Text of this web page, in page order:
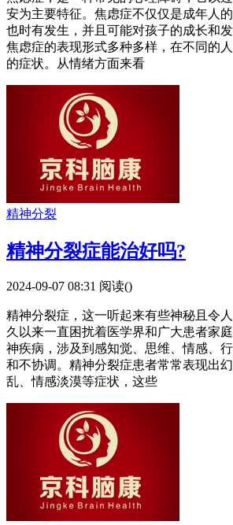
安为主要特征。焦虑症不仅仅是成年人
也时有发生，并且可能对孩子的成长和
焦虑症的表现形式多种多样，在不同的
的症状。从情绪方面来看
精神分裂
精神分裂症能治好吗?
2024-09-07 08:31 阅读()
精神分裂症，这一听起来有些神秘且令
久以来一直困扰着医学界和广大患者家
神疾病，涉及到感知觉、思维、情感、
和不协调。精神分裂症患者常常表现出
乱、情感淡漠等症状，这些